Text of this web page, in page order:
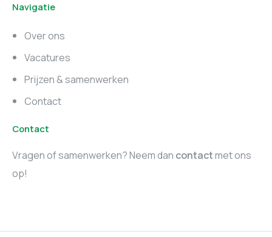
Marketing vacatures
Zuid-Holland
Marketing vacatures
Utrecht
Navigatie
Over ons
Vacatures
Prijzen & samenwerken
Contact
Contact
Vragen of samenwerken? Neem dan contactmet ons
op!